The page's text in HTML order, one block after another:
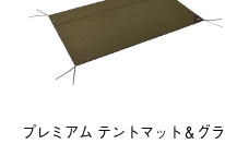
プレミアム テントマット＆グラ